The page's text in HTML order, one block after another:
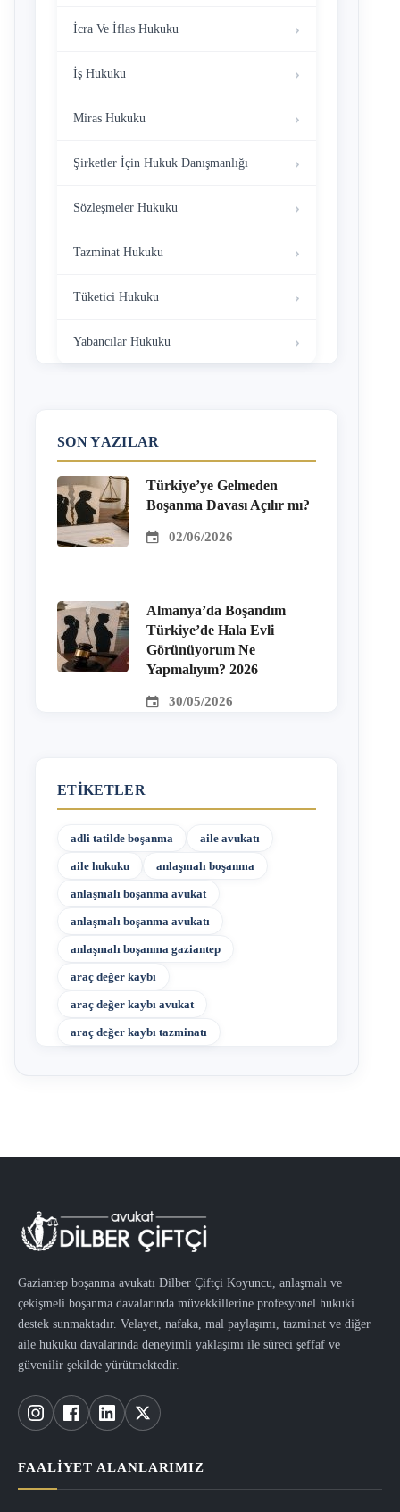
İcra Ve İflas Hukuku
İş Hukuku
Miras Hukuku
Şirketler İçin Hukuk Danışmanlığı
Sözleşmeler Hukuku
Tazminat Hukuku
Tüketici Hukuku
Yabancılar Hukuku
SON YAZILAR
Türkiye’ye Gelmeden
Boşanma Davası Açılır mı?
02/06/2026
Almanya’da Boşandım
Türkiye’de Hala Evli
Görünüyorum Ne
Yapmalıyım? 2026
30/05/2026
ETIKETLER
adli tatilde boşanma aile avukatı
aile hukuku anlaşmalı boşanma
anlaşmalı boşanma avukat
anlaşmalı boşanma avukatı
anlaşmalı boşanma gaziantep
araç değer kaybı
araç değer kaybı avukat
araç değer kaybı tazminatı
Gaziantep boşanma avukatı Dilber Çiftçi Koyuncu, anlaşmalı ve
çekişmeli boşanma davalarında müvekkillerine profesyonel hukuki
destek sunmaktadır. Velayet, nafaka, mal paylaşımı, tazminat ve diğer
aile hukuku davalarında deneyimli yaklaşımı ile süreci şeffaf ve
güvenilir şekilde yürütmektedir.
FAALIYET ALANLARIMIZ